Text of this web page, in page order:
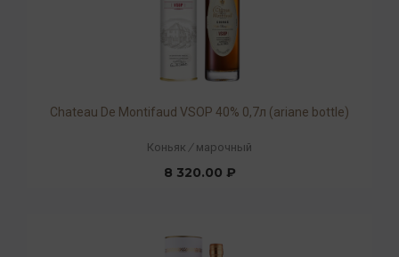
Chateau De Montifaud VSOP 40% 0,7л (ariane bottle)
Коньяк / марочный
8 320.00 ₽